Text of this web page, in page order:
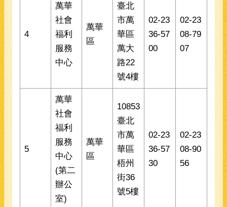
4
萬華
社會
福利
服務
中心
萬華
區
臺北
市萬
華區
萬大
路22
號4樓
02-23
36-57
00
02-23
08-79
07
5
萬華
社會
福利
服務
中心
(第二
辦公
室)
萬華
區
10853
臺北
市萬
華區
梧州
街36
號5樓
02-23
36-57
30
02-23
08-90
56